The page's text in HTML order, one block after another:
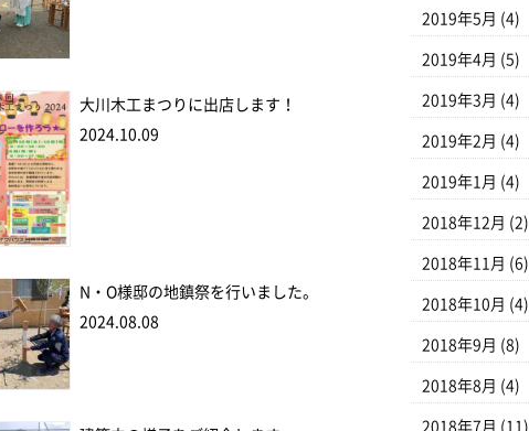
大川木工まつりに出店します！
2024.10.09
N・O様邸の地鎮祭を行いました。
2024.08.08
2019年5月 (4)
2019年4月 (5)
2019年3月 (4)
2019年2月 (4)
2019年1月 (4)
2018年12月 (2)
2018年11月 (6)
2018年10月 (4)
2018年9月 (8)
2018年8月 (4)
2018年7月 (11)